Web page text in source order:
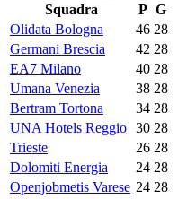
Squadra
P G
Olidata Bologna
46 28
Germani Brescia
42 28
EA7 Milano
40 28
Umana Venezia
38 28
Bertram Tortona
34 28
UNA Hotels Reggio 30 28
Trieste
26 28
Dolomiti Energia
24 28
Openjobmetis Varese 24 28